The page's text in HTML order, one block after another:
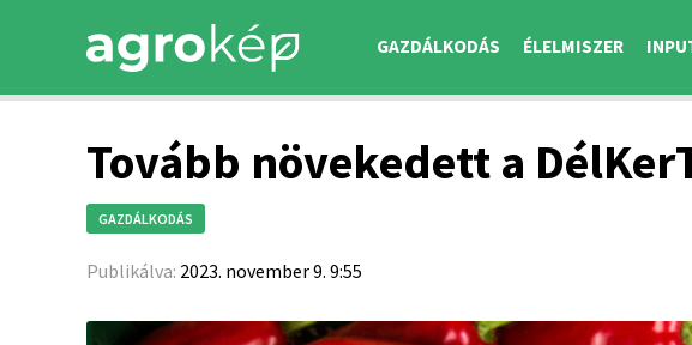
GAZDÁLKODÁS ÉLELMISZER
Tovább növekedett a
GAZDÁLKODÁS
Publikálva: 2023. november 9. 9:55